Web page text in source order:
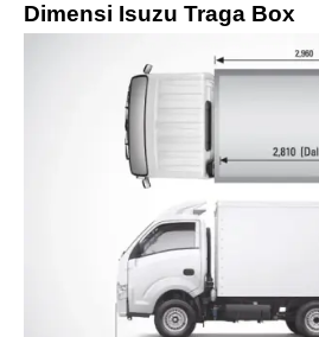
Dimensi Isuzu Traga Box